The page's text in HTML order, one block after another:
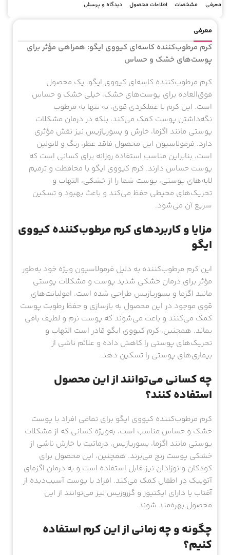
معرفی مشخصات اطلاعات محصول دیدگاه و پرسش
معرفی
کرم مرطوب‌کننده کاسه‌ای کیووی ایگو: همراهی مؤثر برای
پوست‌های خشک و حساس
کرم مرطوب‌کننده کاسه‌ای کیووی ایگو، یک محصول
فوق‌العاده برای پوست‌های خشک، خیلی خشک و حساس
است. این کرم با عملکردی قوی، نه تنها به مرطوب
نگه‌داشتن پوست کمک می‌کند، بلکه در درمان مشکلات
پوستی مانند اگزما، خارش و پسوریازیس نیز نقش مؤثری
دارد. فرمولاسیون این محصول فاقد عطر، رنگ و لانولین
است، بنابراین مناسب استفاده روزانه برای کسانی است که
پوست حساس دارند. کرم کیووی ایگو با محافظت و ترمیم
لایه‌های پوستی، پوست شما را از خشکی، التهاب و
تحریک‌های محیطی حفظ می‌کند و باعث بهبود و تسکین
سریع آن می‌شود.
مزایا و کاربردهای کرم مرطوب‌کننده کیووی
ایگو
این کرم مرطوب‌کننده به دلیل فرمولاسیون ویژه خود به‌طور
مؤثر برای درمان خشکی شدید پوست و مشکلات پوستی
مانند اگزما و پسوریازیس طراحی شده است. امولیانت‌های
قوی موجود در این محصول به بازسازی و حفظ رطوبت پوست
کمک می‌کنند و باعث می‌شوند که پوست نرم و لطیف باقی
بماند. همچنین، کرم کیووی ایگو قادر است التهاب و
تحریک‌های پوستی را کاهش داده و علائم ناشی از
بیماری‌های پوستی را تسکین دهد.
چه کسانی می‌توانند از این محصول
استفاده کنند؟
کرم مرطوب‌کننده کیووی ایگو برای تمامی افراد با پوست
خشک و حساس مناسب است، به‌ویژه کسانی که از مشکلات
پوستی مانند اگزما، پسوریازیس، درماتیت یا خارش ناشی از
خشکی پوست رنج می‌برند. همچنین، این محصول برای
کودکان و نوزادان نیز قابل استفاده است و به درمان اگزمای
آتوپیک در اطفال کمک می‌کند. افراد با پوست آسیب‌دیده از
آفتاب یا دارای ایکتیوز و گزروزیس نیز می‌توانند از این
محصول بهره‌مند شوند.
چگونه و چه زمانی از این کرم استفاده
کنیم؟